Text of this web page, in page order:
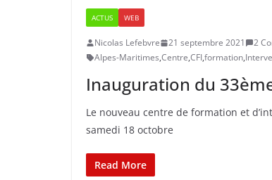
ACTUS WEB
Nicolas Lefebvre 21 septembre 2021
2
Alpes-Maritimes,Centre,CFI,formation,
Inauguration du
Le nouveau centre de formation et
samedi 18 octobre
Read More